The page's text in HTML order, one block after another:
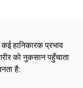
हानिकारक प्रभाव
को नुकसान पहुँचाता
है: